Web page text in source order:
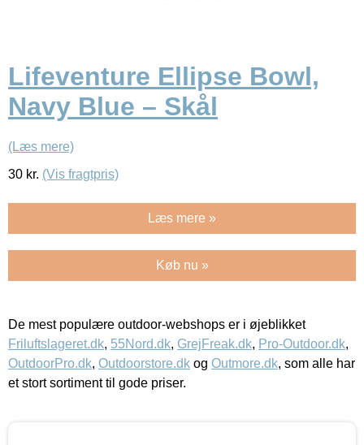
Lifeventure Ellipse Bowl,
Navy Blue – Skål
(Læs mere)
30 kr. (Vis fragtpris)
Læs mere »
Køb nu »
De mest populære outdoor-webshops er i øjeblikket
Friluftslageret.dk, 55Nord.dk, GrejFreak.dk, Pro-Outdoor.dk,
OutdoorPro.dk, Outdoorstore.dk og Outmore.dk, som alle har
et stort sortiment til gode priser.